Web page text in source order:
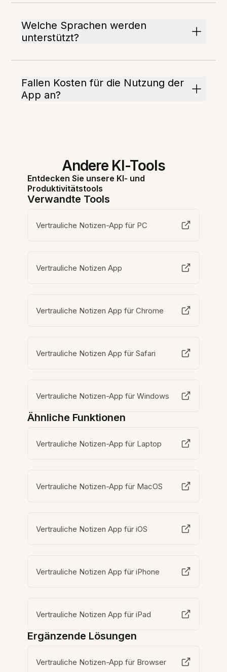
Welche Sprachen werden
unterstützt?
Fallen Kosten für die Nutzung der
App an?
Andere KI-Tools
Entdecken Sie unsere KI- und
Produktivitätstools
Verwandte Tools
Vertrauliche Notizen-App für PC
Vertrauliche Notizen App
Vertrauliche Notizen App für Chrome
Vertrauliche Notizen App für Safari
Vertrauliche Notizen-App für Windows
Ähnliche Funktionen
Vertrauliche Notizen-App für Laptop
Vertrauliche Notizen-App für MacOS
Vertrauliche Notizen App für iOS
Vertrauliche Notizen App für iPhone
Vertrauliche Notizen App für iPad
Ergänzende Lösungen
Vertrauliche Notizen-App für Browser